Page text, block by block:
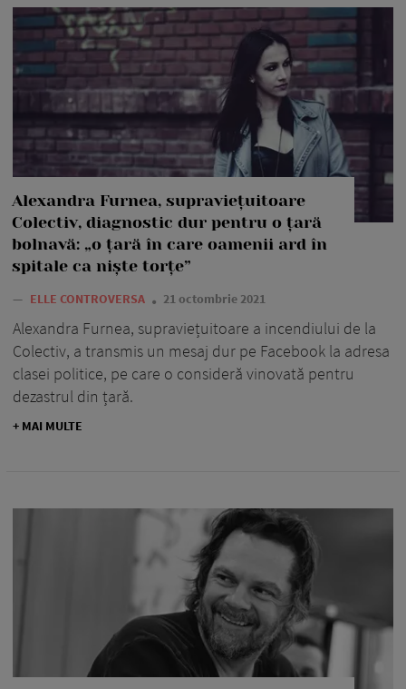
Alexandra Furnea, supraviețuitoare
Colectiv, diagnostic dur pentru o țară
bolnavă: „o țară în care oamenii ard în
spitale ca niște torțe”
— ELLE CONTROVERSA 21 octombrie 2021
Alexandra Furnea, supraviețuitoare a incendiului de la
Colectiv, a transmis un mesaj dur pe Facebook la adresa
clasei politice, pe care o consideră vinovată pentru
dezastrul din țară.
+ MAI MULTE